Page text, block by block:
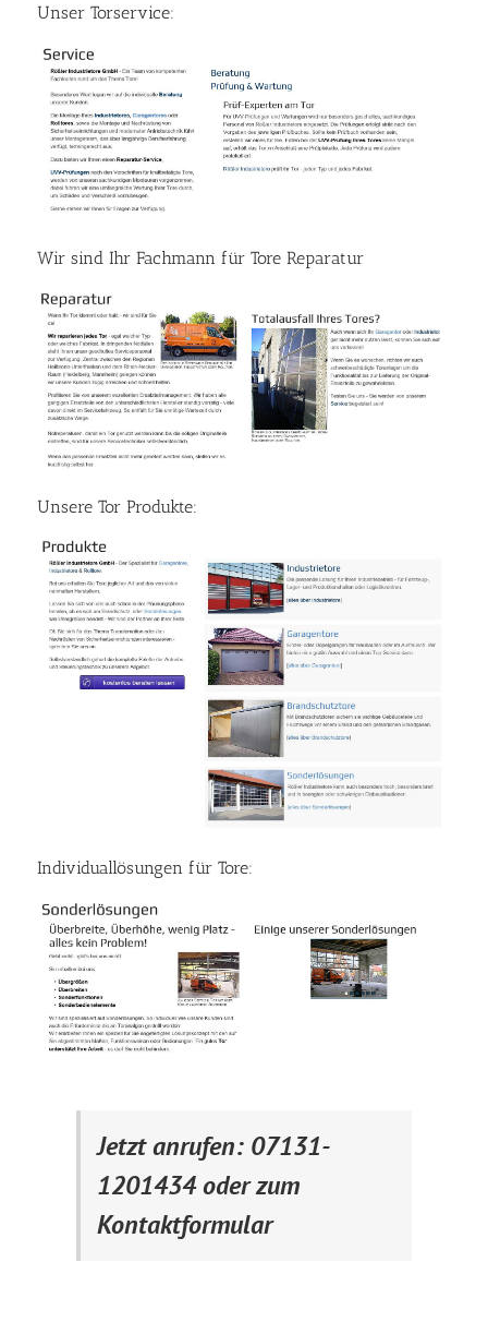
Unser Torservice:
Wir sind Ihr Fachmann für Tore Reparatur
Unsere Tor Produkte:
Individuallösungen für Tore:
Jetzt anrufen: 07131-
1201434 oder zum
Kontaktformular